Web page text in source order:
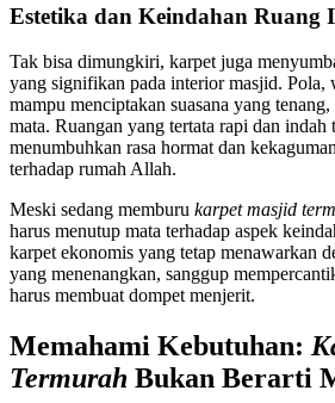
Estetika dan Keindahan Ruang
Tak bisa dimungkiri, karpet juga
yang signifikan pada interior masjid. Pola,
mampu menciptakan suasana yang
mata. Ruangan yang tertata rapi dan indah
menumbuhkan rasa hormat dan
terhadap rumah Allah.
Meski sedang memburu karpet masjid
harus menutup mata terhadap aspek
karpet ekonomis yang tetap menawarkan
yang menenangkan, sanggup
harus membuat dompet menjerit.
Memahami Kebutuhan:
Termurah Bukan Berarti